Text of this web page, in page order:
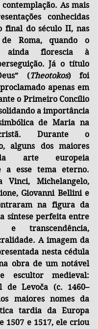
As mais
conhecidas
final do século II, nas
de Roma, quando o
ainda florescia à
Já o título
(Theotokos) foi
apenas em
o Primeiro Concílio
a importância
de Maria na
Durante o
alguns dos maiores
arte europeia
a esse tema eterno.
Vinci, Michelangelo,
Giovanni Bellini e
na figura da
síntese perfeita entre
e transcendência,
A imagem da
nesta cédula
obra de um notável
escultor medieval:
de Levoča (c. 1460–
maiores nomes da
tardia da Europa
1507 e 1517, ele criou